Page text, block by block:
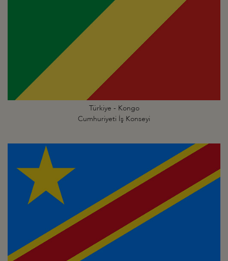
Türkiye - Kongo
Cumhuriyeti İş Konseyi